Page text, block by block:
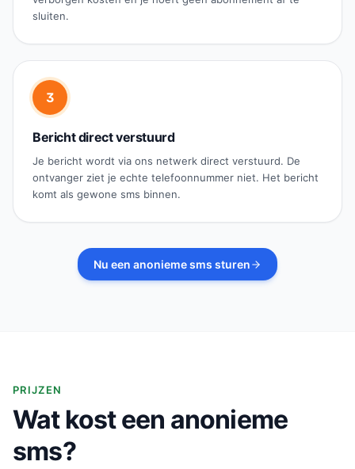
sluiten.
3
Bericht direct verstuurd
Je bericht wordt via ons netwerk direct verstuurd. De
ontvanger ziet je echte telefoonnummer niet. Het bericht
komt als gewone sms binnen.
Nu een anonieme sms sturen
PRIJZEN
Wat kost een anonieme
sms?